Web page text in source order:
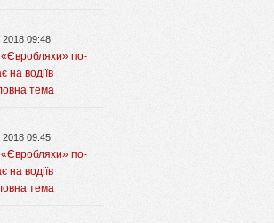
2018 09:48
по-
на водіїв
тема
2018 09:45
по-
на водіїв
тема